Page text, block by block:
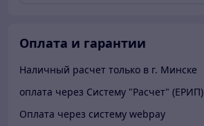
Оплата и гарантии
Наличный расчет только в г. Минске
оплата через Систему "Расчет" (ЕРИП)
Оплата через систему webpay